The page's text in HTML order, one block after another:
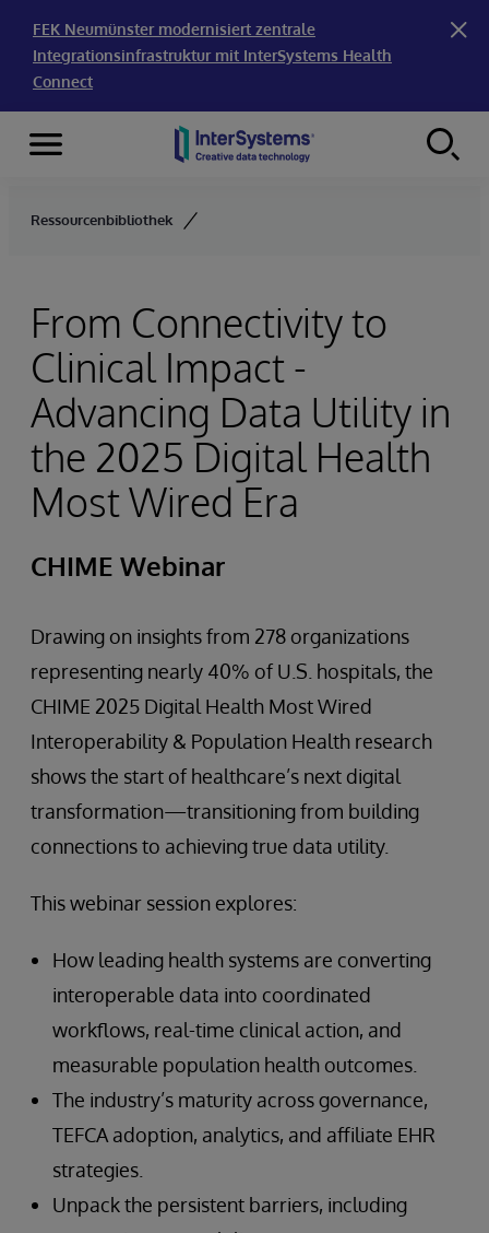
FEK Neumünster modernisiert zentrale
Integrationsinfrastruktur mit InterSystems Health
Connect
Skip to content
Menu
Ressourcenbibliothek
From Connectivity to
Clinical Impact -
Advancing Data Utility in
the 2025 Digital Health
Most Wired Era
CHIME Webinar
Drawing on insights from 278 organizations
representing nearly 40% of U.S. hospitals, the
CHIME 2025 Digital Health Most Wired
Interoperability & Population Health research
shows the start of healthcare’s next digital
transformation—transitioning from building
connections to achieving true data utility.
This webinar session explores:
How leading health systems are converting
interoperable data into coordinated
workflows, real-time clinical action, and
measurable population health outcomes.
The industry’s maturity across governance,
TEFCA adoption, analytics, and affiliate EHR
strategies.
Unpack the persistent barriers, including